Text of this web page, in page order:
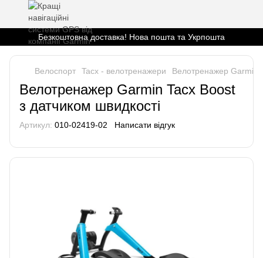
Безкоштовна доставка! Нова пошта та Укрпошта
Велоспорт Tacx - велотренажери Велотренажер Garmin
Велотренажер Garmin Tacx Boost
з датчиком швидкості
Артикул: 010-02419-02 Написати відгук